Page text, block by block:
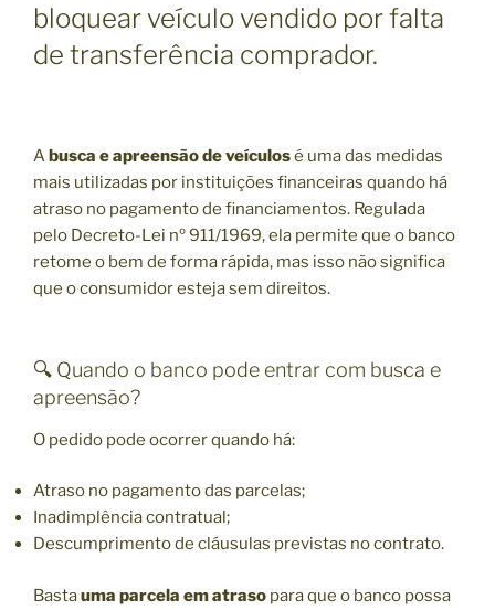
bloquear veículo vendido por falta
de transferência comprador.
Abusca e apreensão de veículosé uma das medidas
mais utilizadas por instituições financeiras quando há
atraso no pagamento de financiamentos. Regulada
pelo Decreto-Lei nº 911/1969, ela permite que o banco
retome o bem de forma rápida, mas isso não significa
que o consumidor esteja sem direitos.
🔍 Quando o banco pode entrar com busca e
apreensão?
O pedido pode ocorrer quando há:
Atraso no pagamento das parcelas;
Inadimplência contratual;
Descumprimento de cláusulas previstas no contrato.
Bastauma parcela em atraso para que o banco possa